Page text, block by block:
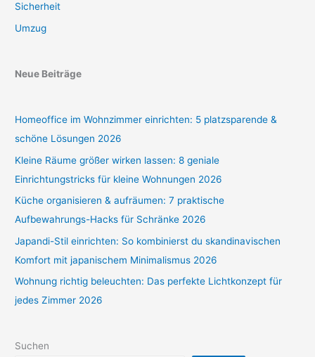
Sicherheit
Umzug
Neue Beiträge
Homeoffice im Wohnzimmer einrichten: 5 platzsparende &
schöne Lösungen 2026
Kleine Räume größer wirken lassen: 8 geniale
Einrichtungstricks für kleine Wohnungen 2026
Küche organisieren & aufräumen: 7 praktische
Aufbewahrungs-Hacks für Schränke 2026
Japandi-Stil einrichten: So kombinierst du skandinavischen
Komfort mit japanischem Minimalismus 2026
Wohnung richtig beleuchten: Das perfekte Lichtkonzept für
jedes Zimmer 2026
Suchen